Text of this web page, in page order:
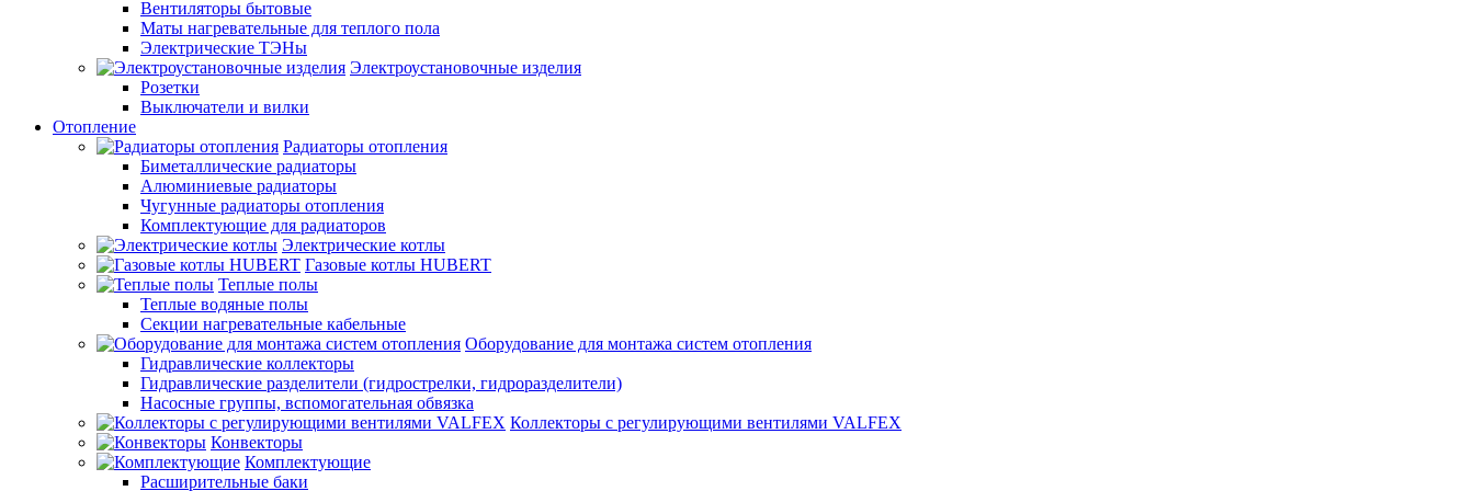
Вентиляторы бытовые
Маты нагревательные для теплого пола
Электрические ТЭНы
Электроустановочные изделия
Розетки
Выключатели и вилки
Отопление
Радиаторы отопления
Биметаллические радиаторы
Алюминиевые радиаторы
Чугунные радиаторы отопления
Комплектующие для радиаторов
Электрические котлы
Газовые котлы HUBERT
Теплые полы
Теплые водяные полы
Секции нагревательные кабельные
Оборудование для монтажа систем отопления
Гидравлические коллекторы
Гидравлические разделители (гидрострелки, гидроразделители)
Насосные группы, вспомогательная обвязка
Коллекторы с регулирующими вентилями VALFEX
Конвекторы
Комплектующие
Расширительные баки